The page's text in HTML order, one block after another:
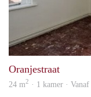
Oranjestraat
24 m2 · 1 kamer ·